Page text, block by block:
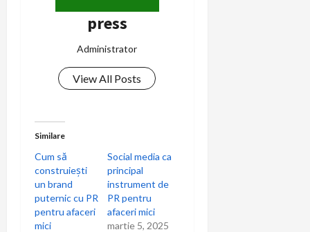
press
Administrator
View All Posts
Similare
Cum să
construiești
un brand
puternic cu PR
pentru afaceri
mici
Social media ca
principal
instrument de
PR pentru
afaceri mici
martie 5, 2025